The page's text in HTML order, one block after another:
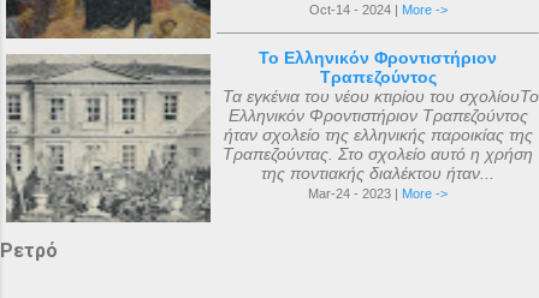
Oct-14 - 2024 | More ->
Το Ελληνικόν Φροντιστήριον
Τραπεζούντος
Τα εγκένια του νέου κτιρίου του σχολίουΤο
Ελληνικόν Φροντιστήριον Τραπεζούντος
ήταν σχολείο της ελληνικής παροικίας της
Τραπεζούντας. Στο σχολείο αυτό η χρήση
της ποντιακής διαλέκτου ήταν...
Mar-24 - 2023 | More ->
Ρετρό